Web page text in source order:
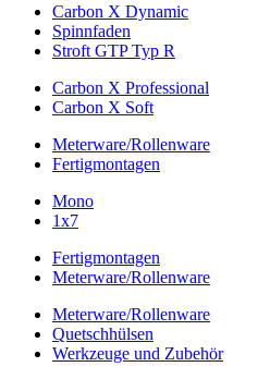
Carbon X Dynamic
Spinnfaden
Stroft GTP Typ R
Carbon X Professional
Carbon X Soft
Meterware/Rollenware
Fertigmontagen
Mono
1x7
Fertigmontagen
Meterware/Rollenware
Meterware/Rollenware
Quetschhülsen
Werkzeuge und Zubehör